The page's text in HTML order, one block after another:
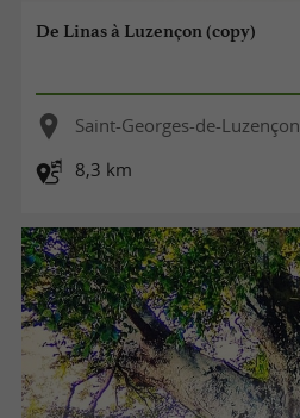
De Linas à Luzençon (copy)
Saint-Georges-de-Luzençon
8,3 km